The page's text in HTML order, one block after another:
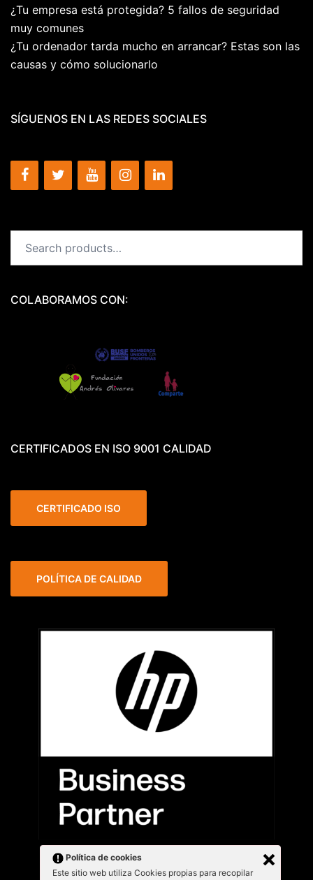
¿Tu empresa está protegida? 5 fallos de seguridad
muy comunes
¿Tu ordenador tarda mucho en arrancar? Estas son las
causas y cómo solucionarlo
SÍGUENOS EN LAS REDES SOCIALES
COLABORAMOS CON:
CERTIFICADOS EN ISO 9001 CALIDAD
CERTIFICADO ISO
POLÍTICA DE CALIDAD
Política de cookies
Este sitio web utiliza Cookies propias para recopilar